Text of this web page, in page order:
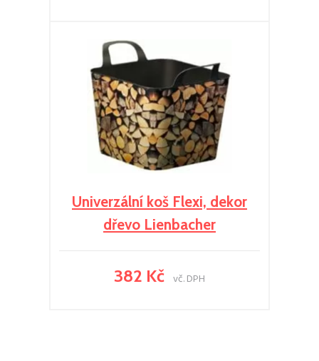
Univerzální koš Flexi, dekor
dřevo Lienbacher
382 Kč vč. DPH